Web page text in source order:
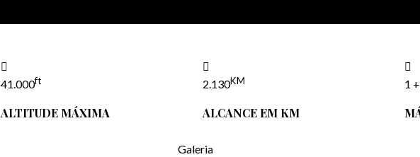
Falar com o consultor de vendas agora!
41.000ft
ALTITUDE MÁXIMA
2.130KM
ALCANCE EM KM
1
Galeria